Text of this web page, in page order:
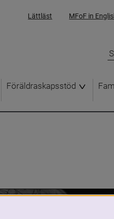
Lättläst MFoF in
Föräldraskapsstöd